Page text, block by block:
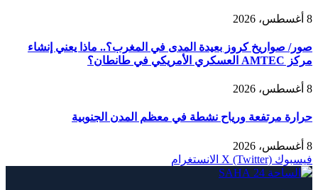
8 أغسطس، 2026
صور/ صواريخ كروز بعيدة المدى في المغرب؟.. ماذا يعني إنشاء
مركز AMTEC العسكري الأمريكي في طانطان؟
8 أغسطس، 2026
حرارة مرتفعة ورياح نشطة في معظم المدن الجنوبية
8 أغسطس، 2026
فيسبوك X (Twitter) الانستغرام